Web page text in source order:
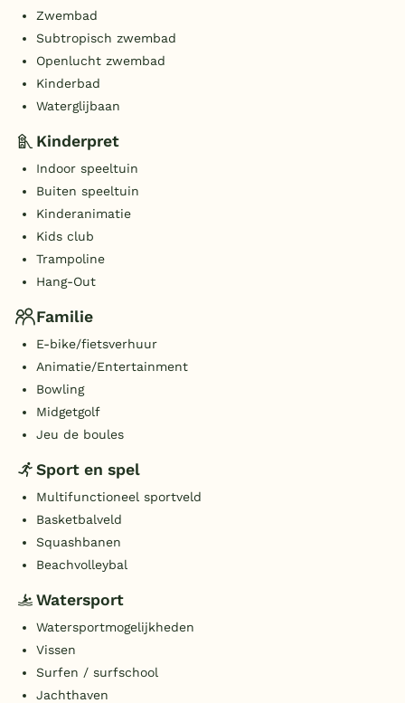
Zwembad
Subtropisch zwembad
Openlucht zwembad
Kinderbad
Waterglijbaan
Kinderpret
Indoor speeltuin
Buiten speeltuin
Kinderanimatie
Kids club
Trampoline
Hang-Out
Familie
E-bike/fietsverhuur
Animatie/Entertainment
Bowling
Midgetgolf
Jeu de boules
Sport en spel
Multifunctioneel sportveld
Basketbalveld
Squashbanen
Beachvolleybal
Watersport
Watersportmogelijkheden
Vissen
Surfen / surfschool
Jachthaven